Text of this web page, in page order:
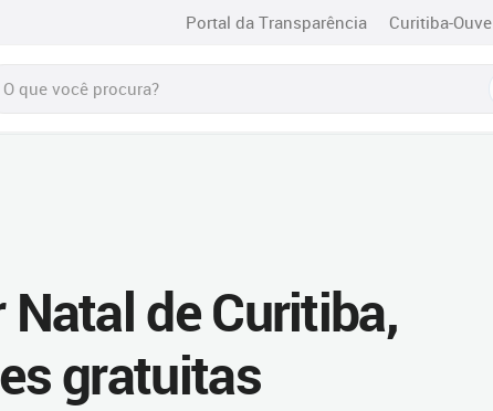
Portal da Transparência Curitiba-Ouve
de Curitiba,
gratuitas